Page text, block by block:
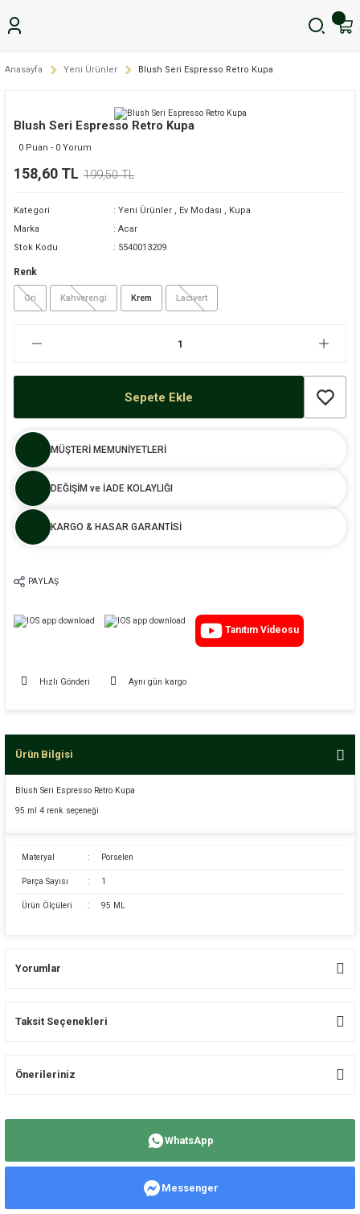
Anasayfa Yeni Ürünler Blush Seri Espresso Retro Kupa
Blush Seri Espresso Retro Kupa
0 Puan - 0 Yorum
158,60 TL 199,50 TL
Kategori Yeni Ürünler , Ev Modası , Kupa
Marka
Acar
Stok Kodu
5540013209
Renk
Gri Kahverengi Krem Lacivert
Sepete Ekle
MÜŞTERİ MEMUNİYETLERİ
DEĞİŞİM ve İADE KOLAYLIĞI
KARGO & HASAR GARANTİSİ
PAYLAŞ
Tanıtım Videosu
Hızlı Gönderi Aynı gün kargo
Ürün Bilgisi
Blush Seri Espresso Retro Kupa
95 ml 4 renk seçeneği
Materyal : Porselen
Parça Sayısı : 1
Ürün Ölçüleri : 95 ML
Yorumlar
Taksit Seçenekleri
Önerileriniz
Ürün resmi kalitesiz, bozuk veya görüntülenemiyor.
WhatsApp
Messenger